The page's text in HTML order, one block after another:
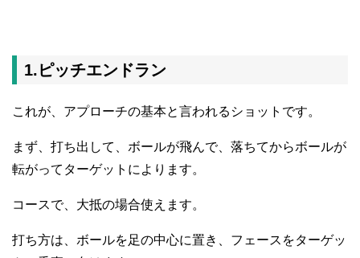
1.ピッチエンドラン
これが、アプローチの基本と言われるショットです。
まず、打ち出して、ボールが飛んで、落ちてからボールが
転がってターゲットによります。
コースで、大抵の場合使えます。
打ち方は、ボールを足の中心に置き、フェースをターゲッ